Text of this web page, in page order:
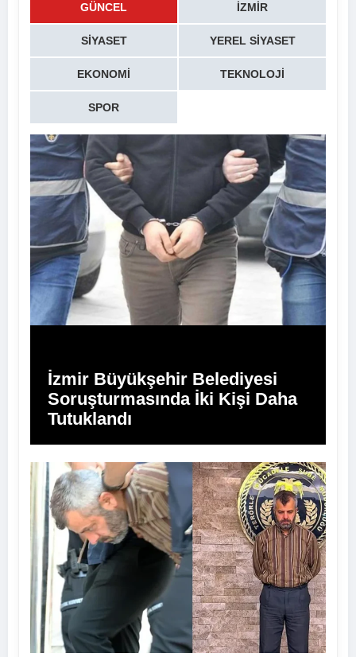
GÜNCEL İZMIR
SIYASET YEREL SIYASET
EKONOMI TEKNOLOJI
SPOR
İzmir Büyükşehir Belediyesi
Soruşturmasında İki Kişi Daha
Tutuklandı